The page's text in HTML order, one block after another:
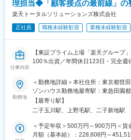
この部署のミッションは、全国の楽
ルでサポートすることです。故障や
対応はもちろん、お客様やスタッフ
単に「直す」だけでなく、「どうす
解決策を形にできること。社内外の
者、設備メーカー、ショップスタッ
分のアイデアが直接店舗の改善につ
当社は2023年2月に設立された楽天
で、グループ内外の事業に対し、戦
理担当◆「顧客接点の最前線」の
楽天トータルソリューションズ株式会社
正社員 職種未経験歓迎 業種未経験歓迎
仕事内容
【東証プライム上場「楽天グループ
100％出資／年間休日123日・完全週
■概要：
・楽天モバイルのショップ運営を中
客接点創出と事業成長を担っています
・店舗は正式契約獲得の場ではなく
ループのサービスを横断的に提供す
て、ブランド体験を支える重要な役
・プロダクト開発までを横断的に考
勤務地
＜勤務地詳細＞本社住所：東京都世
ゾンハウス勤務地最寄駅：東急田園
受動喫煙対策：屋内全面禁煙変更の
（リモートワーク含む）
【最寄り駅】
二子玉川駅、上野毛駅、二子新地駅
＜予定年収＞500万円～900万円＜賃
月額（基本給）：228,608円～